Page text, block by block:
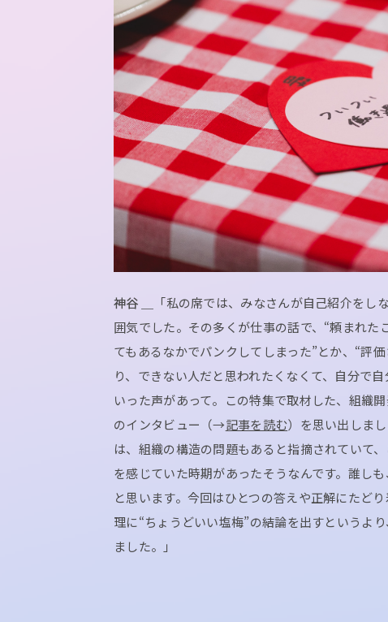
神谷 ＿
「私の席では、みなさんが自己紹介を
囲気でした。その多くが仕事の話で、“頼まれた
てもあるなかでパンクしてしまった”とか、“評
り、できない人だと思われたくなくて、自分で
いった声があって。この特集で取材した、組織
のインタビュー（→記事を読む）を思い出しま
は、組織の構造の問題もあると指摘されていて
を感じていた時期があったそうなんです。誰し
と思います。今回はひとつの答えや正解にたど
理に“ちょうどいい塩梅”の結論を出すというよ
ました。」